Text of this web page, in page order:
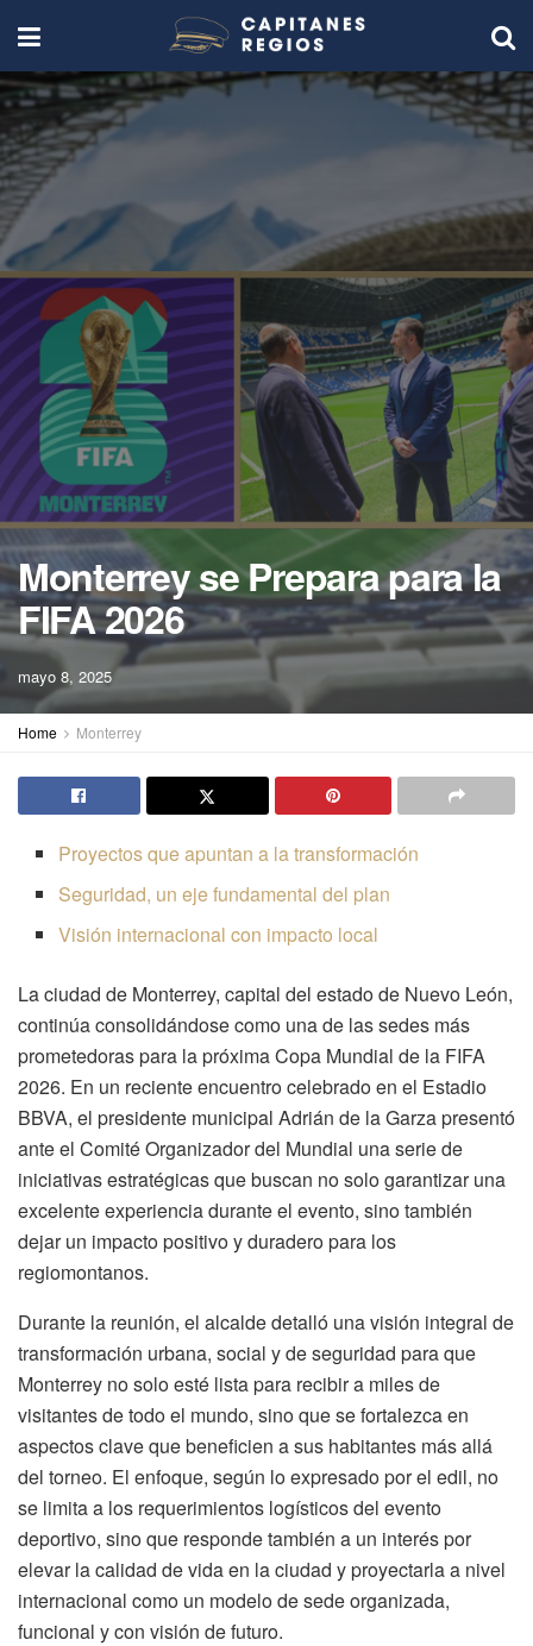
Monterrey se Prepara para la
FIFA 2026
mayo 8, 2025
Home Monterrey
Proyectos que apuntan a la transformación
Seguridad, un eje fundamental del plan
Visión internacional con impacto local
La ciudad de Monterrey, capital del estado de Nuevo León,
continúa consolidándose como una de las sedes más
prometedoras para la próxima Copa Mundial de la FIFA
2026. En un reciente encuentro celebrado en el Estadio
BBVA, el presidente municipal Adrián de la Garza presentó
ante el Comité Organizador del Mundial una serie de
iniciativas estratégicas que buscan no solo garantizar una
excelente experiencia durante el evento, sino también
dejar un impacto positivo y duradero para los
regiomontanos.
Durante la reunión, el alcalde detalló una visión integral de
transformación urbana, social y de seguridad para que
Monterrey no solo esté lista para recibir a miles de
visitantes de todo el mundo, sino que se fortalezca en
aspectos clave que beneficien a sus habitantes más allá
del torneo. El enfoque, según lo expresado por el edil, no
se limita a los requerimientos logísticos del evento
deportivo, sino que responde también a un interés por
elevar la calidad de vida en la ciudad y proyectarla a nivel
internacional como un modelo de sede organizada,
funcional y con visión de futuro.